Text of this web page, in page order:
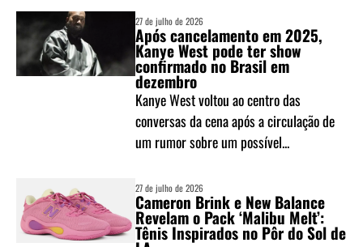
27 de julho de 2026
Após cancelamento em 2025,
Kanye West pode ter show
confirmado no Brasil em
dezembro
Kanye West voltou ao centro das
conversas da cena após a circulação de
um rumor sobre um possível...
27 de julho de 2026
Cameron Brink e New Balance
Revelam o Pack ‘Malibu Melt’:
Tênis Inspirados no Pôr do Sol de